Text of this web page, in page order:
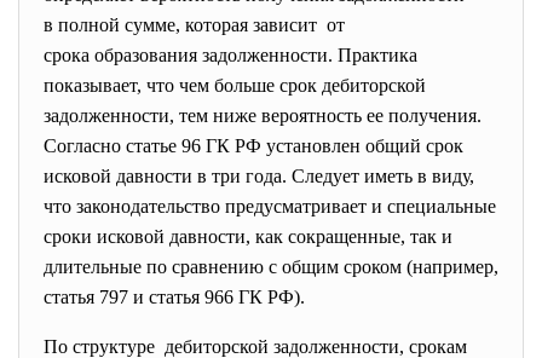
в полной сумме, которая зависит от
срока образования задолженности. Практика
показывает, что чем больше срок дебиторской
задолженности, тем ниже вероятность ее получения.
Согласно статье 96 ГК РФ установлен общий срок
исковой давности в три года. Следует иметь в виду,
что законодательство предусматривает и специальные
сроки исковой давности, как сокращенные, так и
длительные по сравнению с общим сроком (например,
статья 797 и статья 966 ГК РФ).
По структуре дебиторской задолженности, срокам